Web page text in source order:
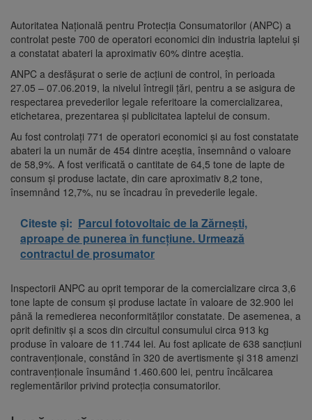
Autoritatea Naţională pentru Protecţia Consumatorilor (ANPC) a
controlat peste 700 de operatori economici din industria laptelui şi
a constatat abateri la aproximativ 60% dintre aceştia.
ANPC a desfăşurat o serie de acţiuni de control, în perioada
27.05 – 07.06.2019, la nivelul întregii ţări, pentru a se asigura de
respectarea prevederilor legale referitoare la comercializarea,
etichetarea, prezentarea şi publicitatea laptelui de consum.
Au fost controlaţi 771 de operatori economici şi au fost constatate
abateri la un număr de 454 dintre aceştia, însemnând o valoare
de 58,9%. A fost verificată o cantitate de 64,5 tone de lapte de
consum şi produse lactate, din care aproximativ 8,2 tone,
însemnând 12,7%, nu se încadrau în prevederile legale.
Citeste și: Parcul fotovoltaic de la Zărnești,
aproape de punerea în funcțiune. Urmează
contractul de prosumator
Inspectorii ANPC au oprit temporar de la comercializare circa 3,6
tone lapte de consum şi produse lactate în valoare de 32.900 lei
până la remedierea neconformităţilor constatate. De asemenea, a
oprit definitiv şi a scos din circuitul consumului circa 913 kg
produse în valoare de 11.744 lei. Au fost aplicate de 638 sancţiuni
contravenţionale, constând în 320 de avertismente şi 318 amenzi
contravenţionale însumând 1.460.600 lei, pentru încălcarea
reglementărilor privind protecţia consumatorilor.